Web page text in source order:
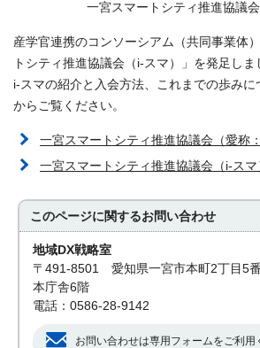
一宮スマートシティ推進協議
産学官連携のコンソーシアム（共同事業体
トシティ推進協議会（i-スマ）」を発足しま
i-スマの紹介と入会方法、これまでの歩みに
からご覧ください。
一宮スマートシティ推進協議会（愛称
一宮スマートシティ推進協議会（i-スマ
このページに関するお問い合わせ
地域DX戦略室
〒491-8501 愛知県一宮市本町2丁目5
本庁舎6階
電話：0586-28-9142
お問い合わせは専用フォームをご利用